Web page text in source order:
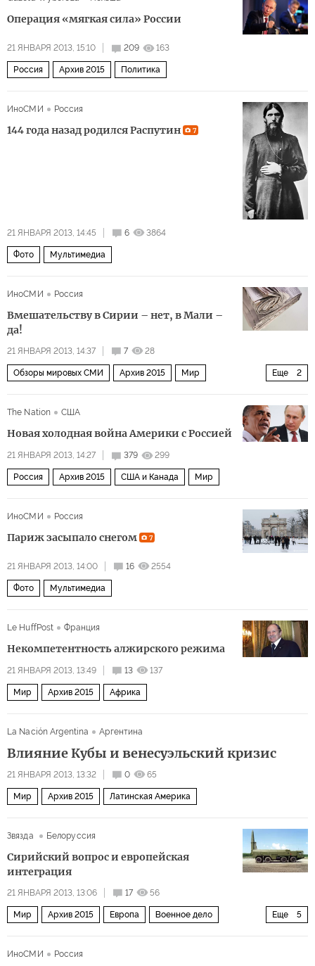
Операция «мягкая сила» России
21 ЯНВАРЯ 2013, 15:10 209 163
Россия Архив 2015 Политика
ИноСМИ Россия
144 года назад родился Распутин 7
21 ЯНВАРЯ 2013, 14:45 6 3864
Фото Мультимедиа
ИноСМИ Россия
Вмешательству в Сирии – нет, в Мали –
да!
21 ЯНВАРЯ 2013, 14:37 7 28
Еще 2
Обзоры мировых СМИ Архив 2015 Мир
The Nation
США
Новая холодная война Америки с Россией
21 ЯНВАРЯ 2013, 14:27 379 299
Россия Архив 2015 США и Канада Мир
ИноСМИ Россия
Париж засыпало снегом 7
21 ЯНВАРЯ 2013, 14:00 16 2554
Фото Мультимедиа
Le HuffPost Франция
Некомпетентность алжирского режима
21 ЯНВАРЯ 2013, 13:49 13 137
Мир Архив 2015 Африка
La Nación Argentina Аргентина
Влияние Кубы и венесуэльский кризис
21 ЯНВАРЯ 2013, 13:32 0 65
Мир Архив 2015 Латинская Америка
Звязда Белоруссия
Сирийский вопрос и европейская
интеграция
21 ЯНВАРЯ 2013, 13:06 17 56
Еще 5
Мир Архив 2015 Европа Военное дело
ИноСМИ Россия